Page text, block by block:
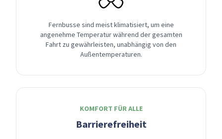
Fernbusse sind meist klimatisiert, um eine
angenehme Temperatur während der gesamten
Fahrt zu gewährleisten, unabhängig von den
Außentemperaturen.
KOMFORT FÜR ALLE
Barrierefreiheit